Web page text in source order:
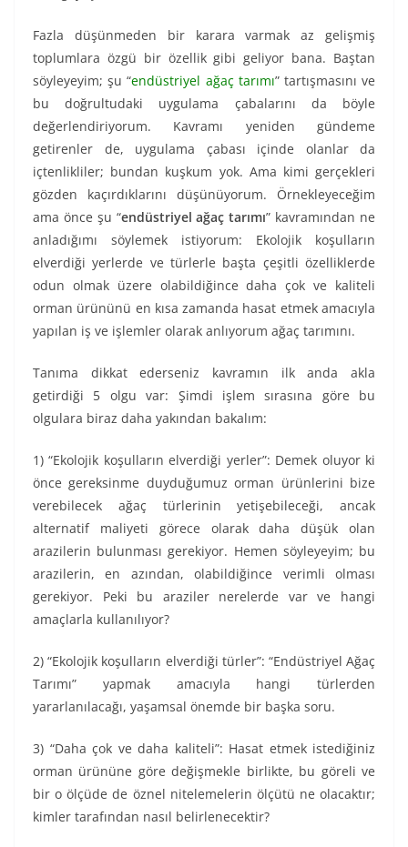
Fazla düşünmeden bir karara varmak az gelişmiş
toplumlara özgü bir özellik gibi geliyor bana. Baştan
söyleyeyim; şu “endüstriyel ağaç tarımı” tartışmasını ve
bu doğrultudaki uygulama çabalarını da böyle
değerlendiriyorum. Kavramı yeniden gündeme
getirenler de, uygulama çabası içinde olanlar da
içtenlikliler; bundan kuşkum yok. Ama kimi gerçekleri
gözden kaçırdıklarını düşünüyorum. Örnekleyeceğim
ama önce şu “endüstriyel ağaç tarımı” kavramından ne
anladığımı söylemek istiyorum: Ekolojik koşulların
elverdiği yerlerde ve türlerle başta çeşitli özelliklerde
odun olmak üzere olabildiğince daha çok ve kaliteli
orman ürününü en kısa zamanda hasat etmek amacıyla
yapılan iş ve işlemler olarak anlıyorum ağaç tarımını.
Tanıma dikkat ederseniz kavramın ilk anda akla
getirdiği 5 olgu var: Şimdi işlem sırasına göre bu
olgulara biraz daha yakından bakalım:
1) “Ekolojik koşulların elverdiği yerler”: Demek oluyor ki
önce gereksinme duyduğumuz orman ürünlerini bize
verebilecek ağaç türlerinin yetişebileceği, ancak
alternatif maliyeti görece olarak daha düşük olan
arazilerin bulunması gerekiyor. Hemen söyleyeyim; bu
arazilerin, en azından, olabildiğince verimli olması
gerekiyor. Peki bu araziler nerelerde var ve hangi
amaçlarla kullanılıyor?
2) “Ekolojik koşulların elverdiği türler”: “Endüstriyel Ağaç
Tarımı” yapmak amacıyla hangi türlerden
yararlanılacağı, yaşamsal önemde bir başka soru.
3) “Daha çok ve daha kaliteli”: Hasat etmek istediğiniz
orman ürününe göre değişmekle birlikte, bu göreli ve
bir o ölçüde de öznel nitelemelerin ölçütü ne olacaktır;
kimler tarafından nasıl belirlenecektir?